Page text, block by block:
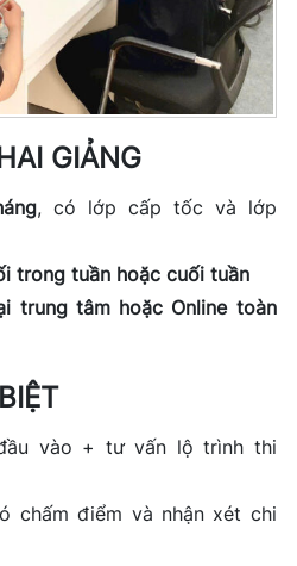
GIẢNG
, có lớp cấp tốc và lớp
trong tuần hoặc cuối tuần
trung tâm hoặc Online toàn
vào + tư vấn lộ trình thi
chấm điểm và nhận xét chi